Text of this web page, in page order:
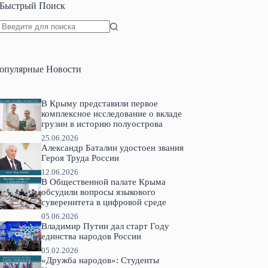
Быстрый Поиск
Новости
В Крыму представили первое
комплексное исследование о вкладе
грузин в историю полуострова
25.06.2026
Александр Баталин удостоен звания
Героя Труда России
12.06.2026
В Общественной палате Крыма
обсудили вопросы языкового
суверенитета в цифровой среде
05.06.2026
Владимир Путин дал старт Году
единства народов России
05.02.2026
«Дружба народов»: Студенты